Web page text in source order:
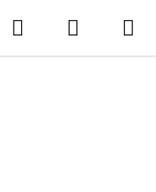
Hledat
KOŠÍK